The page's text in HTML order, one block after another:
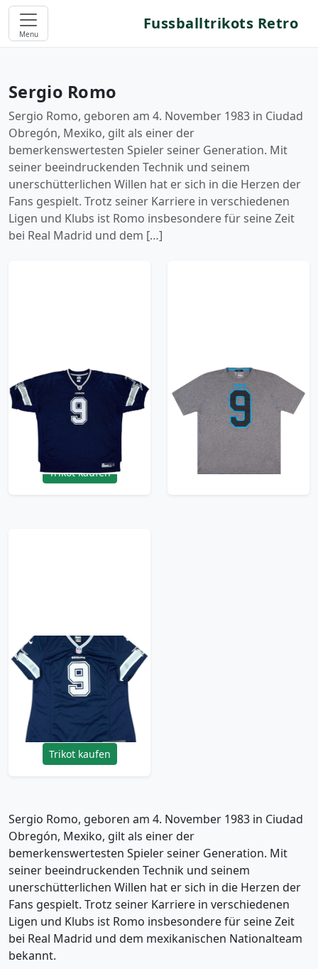
Menu
Fussballtrikots Retro
Sergio Romo
Sergio Romo, geboren am 4. November 1983 in Ciudad
Obregón, Mexiko, gilt als einer der
bemerkenswertesten Spieler seiner Generation. Mit
seiner beeindruckenden Technik und seinem
unerschütterlichen Willen hat er sich in die Herzen der
Fans gespielt. Trotz seiner Karriere in verschiedenen
Ligen und Klubs ist Romo insbesondere für seine Zeit
bei Real Madrid und dem […]
2007 Dallas Cowboys
Romo #9 Reebok
Authentic Home
Jersey - 6/10 - (4XL)
119.99£ · ca. €142
Trikot kaufen
2010s Dallas Cowboys
Romo #9 Graphic Tee
XL
23.99£ · ca. €28
2012-16 Dallas
Cowboys Romo #9
Nike Game Home
Jersey Womens - 6/10
- (L)
23.99£ · ca. €28
Trikot kaufen
Sergio Romo, geboren am 4. November 1983 in Ciudad
Obregón, Mexiko, gilt als einer der
bemerkenswertesten Spieler seiner Generation. Mit
seiner beeindruckenden Technik und seinem
unerschütterlichen Willen hat er sich in die Herzen der
Fans gespielt. Trotz seiner Karriere in verschiedenen
Ligen und Klubs ist Romo insbesondere für seine Zeit
bei Real Madrid und dem mexikanischen Nationalteam
bekannt.